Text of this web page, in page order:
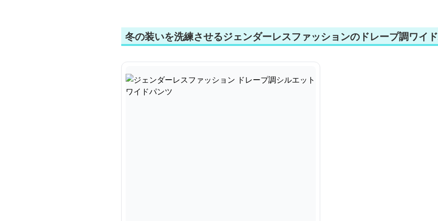
冬の装いを洗練させるジェンダーレスファッションのドレープ調ワイ